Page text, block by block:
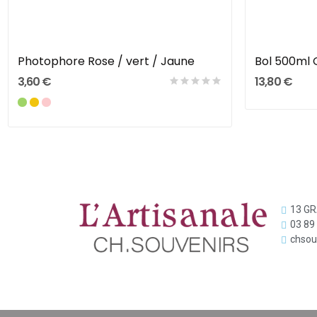
Photophore Rose / vert / Jaune
3,60 €
Bol 500ml
13,80 €
13
03 89